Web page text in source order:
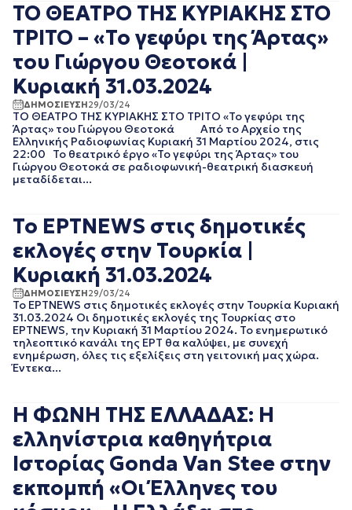
ΤΟ ΘΕΑΤΡΟ ΤΗΣ ΚΥΡΙΑΚΗΣ ΣΤΟ
ΤΡΙΤΟ – «Το γεφύρι της Άρτας»
του Γιώργου Θεοτοκά |
Κυριακή 31.03.2024
ΔΗΜΟΣΙΕΥΣΗ29/03/24
ΤΟ ΘΕΑΤΡΟ ΤΗΣ ΚΥΡΙΑΚΗΣ ΣΤΟ ΤΡΙΤΟ «Το γεφύρι της
Άρτας» του Γιώργου Θεοτοκά Από το Αρχείο της
Ελληνικής Ραδιοφωνίας Κυριακή 31 Μαρτίου 2024, στις
22:00 Το θεατρικό έργο «Το γεφύρι της Άρτας» του
Γιώργου Θεοτοκά σε ραδιοφωνική-θεατρική διασκευή
μεταδίδεται...
To ΕΡΤNEWS στις δημοτικές
εκλογές στην Τουρκία |
Κυριακή 31.03.2024
ΔΗΜΟΣΙΕΥΣΗ29/03/24
To ΕΡΤNEWS στις δημοτικές εκλογές στην Τουρκία Κυριακή
31.03.2024 Οι δημοτικές εκλογές της Τουρκίας στο
ΕΡΤNEWS, την Κυριακή 31 Μαρτίου 2024. Το ενημερωτικό
τηλεοπτικό κανάλι της ΕΡΤ θα καλύψει, με συνεχή
ενημέρωση, όλες τις εξελίξεις στη γειτονική μας χώρα.
Έντεκα...
Η ΦΩΝΗ ΤΗΣ ΕΛΛΑΔΑΣ: Η
ελληνίστρια καθηγήτρια
Ιστορίας Gonda Van Stee στην
εκπομπή «Οι Έλληνες του